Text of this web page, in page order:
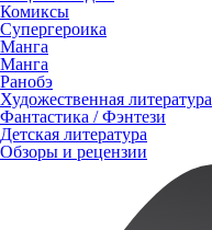
Комиксы
Супергероика
Манга
Манга
Ранобэ
Художественная литература
Фантастика / Фэнтези
Детская литература
Обзоры и рецензии